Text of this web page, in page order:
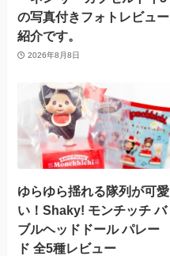
の写真付きフォトレビュー
紹介です。
2026年8月8日
ゆらゆら揺れる隊列が可愛
い！Shaky! モンチッチ バ
ブルヘッドドール パレー
ド 全5種レビュー